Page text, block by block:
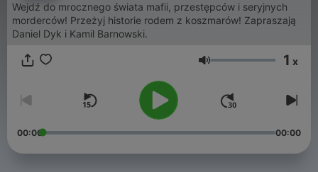
Wejdź do mrocznego świata mafii, przestępców i seryjnych
morderców! Przeżyj historie rodem z koszmarów! Zapraszają
Daniel Dyk i Kamil Barnowski.
Volumen 1 x
00:00 00:00